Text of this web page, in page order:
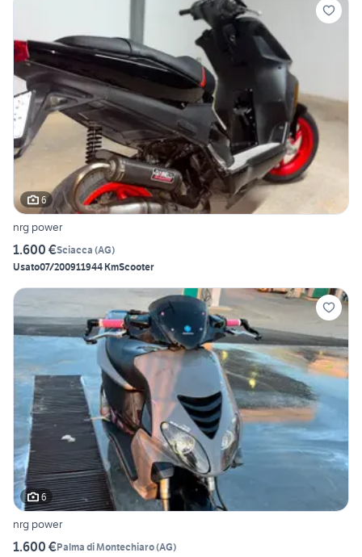
6
nrg power
1.600 €Sciacca (AG)
Usato07/200911944 KmScooter
6
nrg power
1.600 €Palma di Montechiaro(AG)